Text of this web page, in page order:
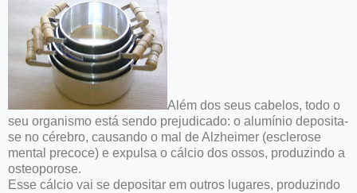
Além dos seus cabelos, todo o
seu organismo está sendo prejudicado: o alumínio deposita-
se no cérebro, causando o mal de Alzheimer (esclerose
mental precoce) e expulsa o cálcio dos ossos, produzindo a
osteoporose.
Esse cálcio vai se depositar em outros lugares, produzindo